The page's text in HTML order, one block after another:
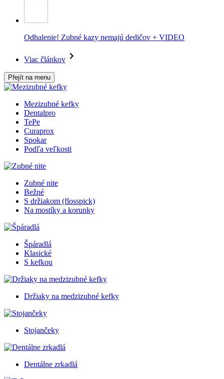
Odhalenie! Zubné kazy nemajú dedičov + VIDEO
Viac článkov
Přejít na menu
Mezizubné kefky
Dentalpro
TePe
Curaprox
Spokar
Podľa veľkosti
Zubné nite
Bežné
S držiakom (flosspick)
Na mostíky a korunky
Špáradlá
Klasické
S kefkou
Držiaky na medzizubné kefky
Stojančeky
Dentálne zrkadlá